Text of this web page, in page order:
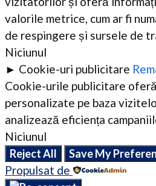
valorile metrice, cum ar fi
de respingere și sursele de
Niciunul
► Cookie-uri publicitare
Cookie-urile publicitare
personalizate pe baza
analizează eficiența
Niciunul
Reject All Save My
Propulsat de